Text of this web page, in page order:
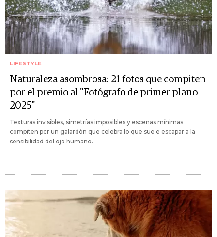
LIFESTYLE
Naturaleza asombrosa: 21 fotos que compiten
por el premio al "Fotógrafo de primer plano
2025"
Texturas invisibles, simetrías imposibles y escenas mínimas
compiten por un galardón que celebra lo que suele escapar a la
sensibilidad del ojo humano.